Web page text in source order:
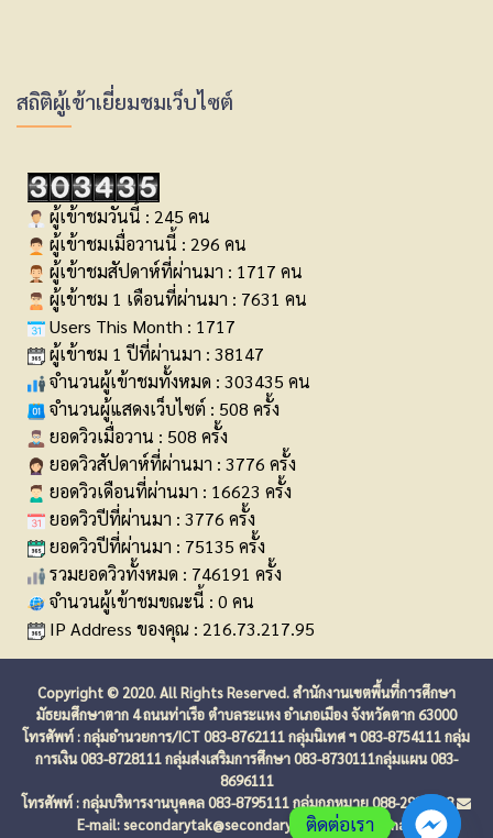
สถิติผู้เข้าเยี่ยมชมเว็บไซต์
ผู้เข้าชมวันนี้ : 245 คน
ผู้เข้าชมเมื่อวานนี้ : 296 คน
ผู้เข้าชมสัปดาห์ที่ผ่านมา : 1717 คน
ผู้เข้าชม 1 เดือนที่ผ่านมา : 7631 คน
Users This Month : 1717
ผู้เข้าชม 1 ปีที่ผ่านมา : 38147
จำนวนผู้เข้าชมทั้งหมด : 303435 คน
จำนวนผู้แสดงเว็บไซต์ : 508 ครั้ง
ยอดวิวเมื่อวาน : 508 ครั้ง
ยอดวิวสัปดาห์ที่ผ่านมา : 3776 ครั้ง
ยอดวิวเดือนที่ผ่านมา : 16623 ครั้ง
ยอดวิวปีที่ผ่านมา : 3776 ครั้ง
ยอดวิวปีที่ผ่านมา : 75135 ครั้ง
รวมยอดวิวทั้งหมด : 746191 ครั้ง
จำนวนผู้เข้าชมขณะนี้ : 0 คน
IP Address ของคุณ : 216.73.217.95
Copyright © 2020. All Rights Reserved. สำนักงานเขตพื้นที่การศึกษา
มัธยมศึกษาตาก 4 ถนนท่าเรือ ตำบลระแหง อำเภอเมือง จังหวัดตาก 63000
โทรศัพท์ : กลุ่มอำนวยการ/ICT 083-8762111 กลุ่มนิเทศ ฯ 083-8754111 กลุ่ม
การเงิน 083-8728111 กลุ่มส่งเสริมการศึกษา 083-8730111กลุ่มแผน 083-
8696111
โทรศัพท์ : กลุ่มบริหารงานบุคคล 083-8795111 กลุ่มกฎหมาย 088-2938738
E-mail: secondarytak@secondarytak.go.th
E-mail:
ติดต่อเรา